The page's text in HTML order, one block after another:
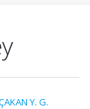
Y. G.